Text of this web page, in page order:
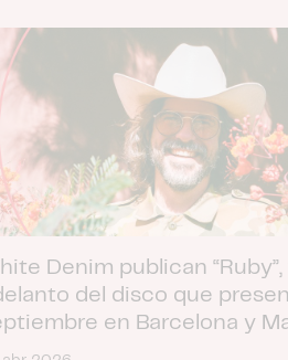
Denim publican
del disco que
en Barcelona y